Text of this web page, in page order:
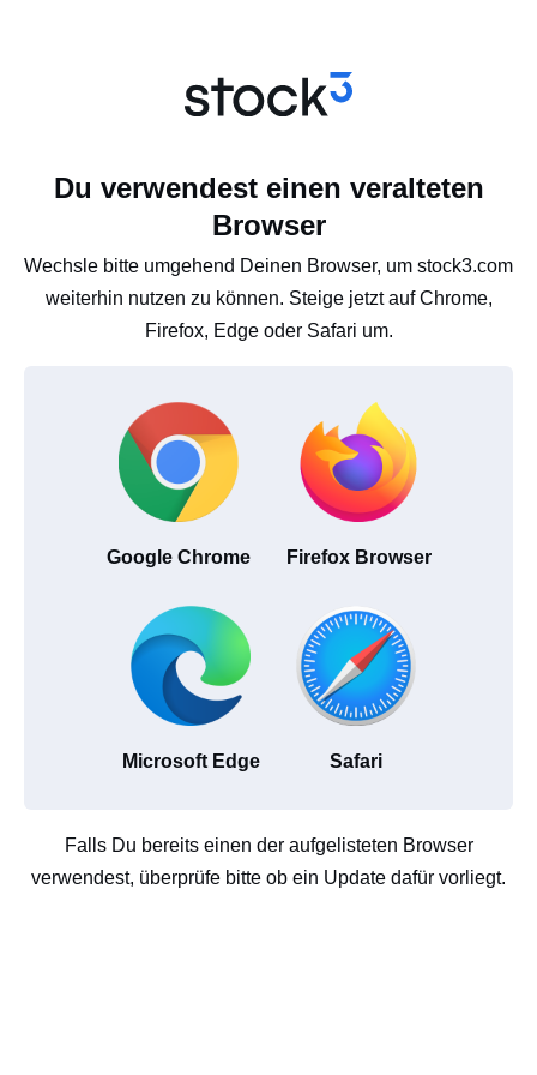
Du verwendest einen veralteten
Browser
Wechsle bitte umgehend Deinen Browser, um stock3.com
weiterhin nutzen zu können. Steige jetzt auf Chrome,
Firefox, Edge oder Safari um.
Google Chrome Firefox Browser
Microsoft Edge Safari
Falls Du bereits einen der aufgelisteten Browser
verwendest, überprüfe bitte ob ein Update dafür vorliegt.